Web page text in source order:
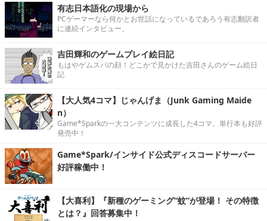
有志日本語化の現場から
PCゲーマーなら何かとお世話になっているであろう有志翻訳者
に連続インタビュー。
吉田輝和のゲームプレイ絵日記
もはやゲムスパの顔！どこかで見かけた吉田さんのゲーム絵日
記
【大人気4コマ】じゃんげま（Junk Gaming Maide
n）
Game*Sparkの一大コンテンツに成長した4コマ。単行本も好評
発売中！
Game*Spark/インサイド公式ディスコードサーバー
好評稼働中！
【大喜利】『新種のゲーミング“蚊”が登場！ その特徴
とは？』回答募集中！